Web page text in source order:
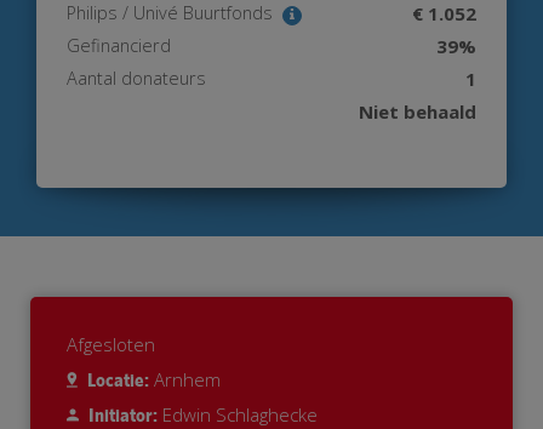
Philips / Univé Buurtfonds € 1.052
Gefinancierd 39%
Aantal donateurs
1
Niet behaald
Afgesloten
Locatie: Arnhem
Initiator: Edwin Schlaghecke